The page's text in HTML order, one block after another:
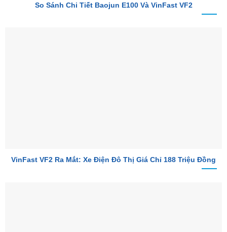
So Sánh Chi Tiết Baojun E100 Và VinFast VF2
VinFast VF2 Ra Mắt: Xe Điện Đô Thị Giá Chỉ 188 Triệu Đồng